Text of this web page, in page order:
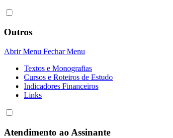
Outros
Abrir Menu Fechar Menu
Textos e Monografias
Cursos e Roteiros de Estudo
Indicadores Financeiros
Links
Atendimento ao Assinante